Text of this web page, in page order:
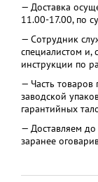
— Доставка
11.00-17.00, по
— Сотрудник
специалистом и,
инструкции по
— Часть товаров
заводской
гарантийных
— Доставляем
заранее